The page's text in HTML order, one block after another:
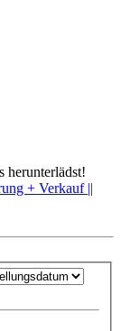
herunterlädst!
+ Verkauf ||